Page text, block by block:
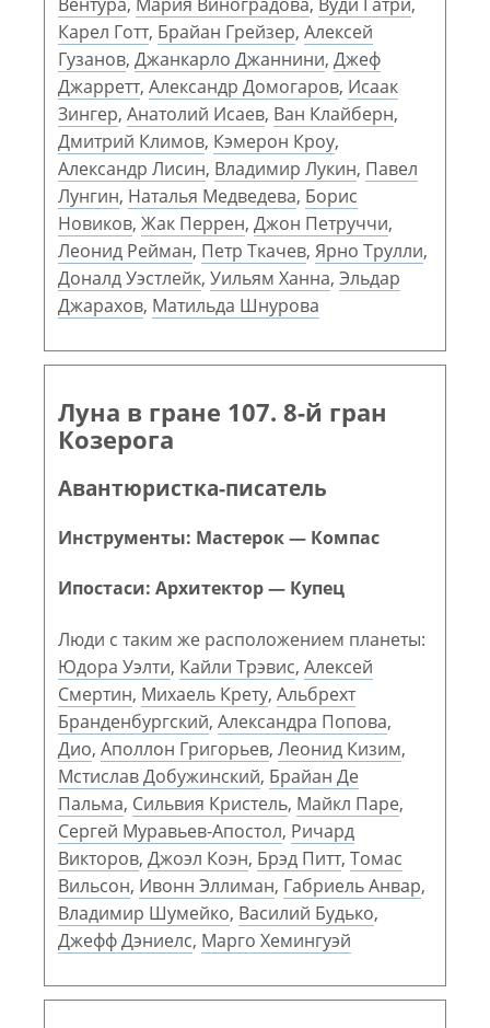
Карел Готт, Брайан Грейзер, Алексей
Гузанов, Джанкарло Джаннини, Джеф
Джарретт, Александр Домогаров, Исаак
Зингер, Анатолий Исаев, Ван Клайберн,
Дмитрий Климов, Кэмерон Кроу,
Александр Лисин, Владимир Лукин, Павел
Лунгин, Наталья Медведева, Борис
Новиков, Жак Перрен, Джон Петруччи,
Леонид Рейман, Петр Ткачев, Ярно Трулли,
Доналд Уэстлейк, Уильям Ханна, Эльдар
Джарахов, Матильда Шнурова
Луна в гране 107. 8-й гран
Козерога
Авантюристка-писатель
Инструменты: Мастерок — Компас
Ипостаси: Архитектор — Купец
Люди с таким же расположением планеты:
Юдора Уэлти, Кайли Трэвис, Алексей
Смертин, Михаель Крету, Альбрехт
Бранденбургский, Александра Попова,
Дио, Аполлон Григорьев, Леонид Кизим,
Мстислав Добужинский, Брайан Де
Пальма, Сильвия Кристель, Майкл Паре,
Сергей Муравьев-Апостол, Ричард
Викторов, Джоэл Коэн, Брэд Питт, Томас
Вильсон, Ивонн Эллиман, Габриель Анвар,
Владимир Шумейко, Василий Будько,
Джефф Дэниелс, Марго Хемингуэй